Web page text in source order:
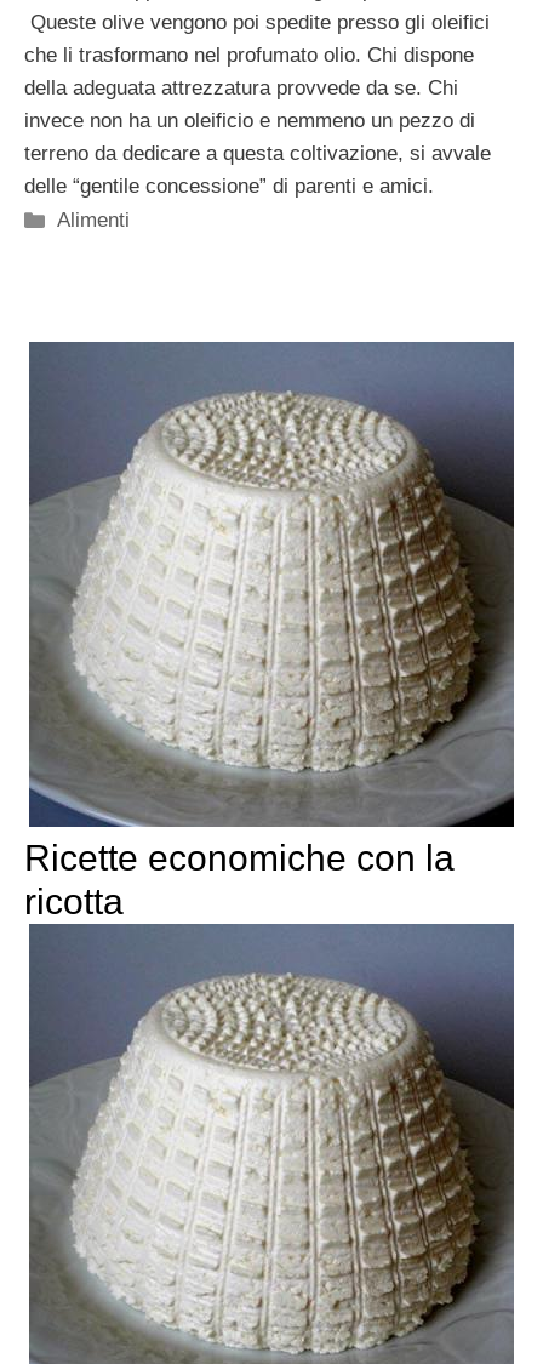
Queste olive vengono poi spedite presso gli oleifici
che li trasformano nel profumato olio. Chi dispone
della adeguata attrezzatura provvede da se. Chi
invece non ha un oleificio e nemmeno un pezzo di
terreno da dedicare a questa coltivazione, si avvale
delle “gentile concessione” di parenti e amici.
Categorie
Alimenti
Ricette economiche con la
ricotta